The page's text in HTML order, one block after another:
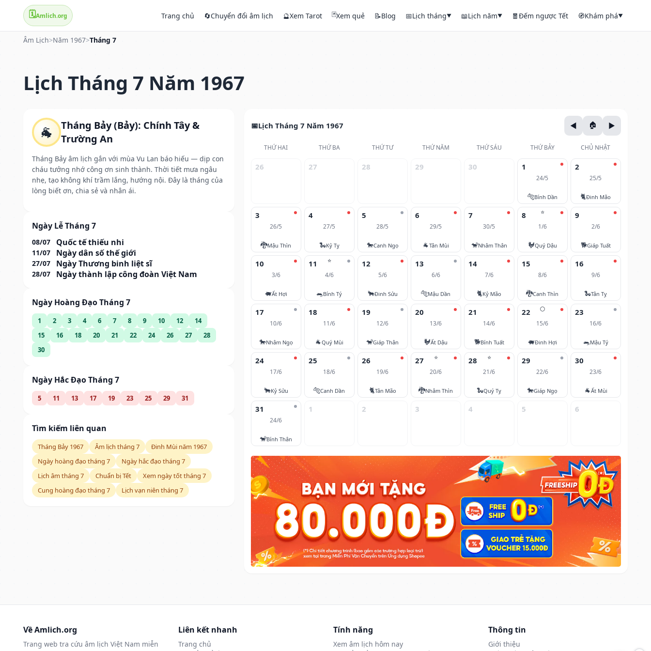
🗓️Amlich.org Trang chủ 🔄Chuyển đổi âm lịch 🔮Xem Tarot 🃏Xem quẻ 📝Blog 📅Lịch tháng▼ 📖Lịch năm▼ 🧧Đếm ngược Tết 🧭Khám phá▼
Âm Lịch>Năm 1967>Tháng 7
Lịch Tháng 7 Năm 1967
🐐
Tháng Bảy (Bảy): Chính Tây &
Trường An
Tháng Bảy âm lịch gắn với mùa Vu Lan báo hiếu — dịp con
cháu tưởng nhớ công ơn sinh thành. Thời tiết mưa ngâu
nhẹ, tạo không khí trầm lắng, hướng nội. Đây là tháng của
lòng biết ơn, chia sẻ và nhân ái.
Ngày Lễ Tháng 7
08/07 Quốc tế thiếu nhi
11/07 Ngày dân số thế giới
27/07 Ngày Thương binh liệt sĩ
28/07 Ngày thành lập công đoàn Việt Nam
Ngày Hoàng Đạo Tháng 7
1 2 3 4 6 7 8 9 10 12
14
15
16 18 20 21 22 24 26 27
28
30
Ngày Hắc Đạo Tháng 7
5 11 13 17 19 23 25 29 31
Tìm kiếm liên quan
Tháng Bảy 1967 Âm lịch tháng 7
Đinh Mùi năm 1967
Ngày hoàng đạo tháng 7
Ngày hắc đạo tháng 7
Lịch âm tháng 7
Chuẩn bị Tết
Xem ngày tốt tháng 7
Cung hoàng đạo tháng 7
Lịch vạn niên tháng 7
Lịch Tháng 7 Năm 1967
THỨ HAI THỨ BA THỨ TƯ THỨ NĂM THỨ SÁU THỨ BẢY CHỦ NHẬT
26 27 28 29 30 1
24/5
🐅Bính Dần
2
25/5
🐈Đinh Mão
3
26/5
🐉Mậu Thìn
4
27/5
🐍Kỷ Tỵ
5
28/5
🐎Canh Ngọ
6
29/5
🐐Tân Mùi
7
30/5
🐒Nhâm Thân
⭐
8
1/6
🐓Quý Dậu
9
2/6
🐕Giáp Tuất
10
3/6
🐖Ất Hợi
⭐
11
4/6
🐀Bính Tý
12
5/6
🐂Đinh Sửu
13
6/6
🐅Mậu Dần
14
7/6
🐈Kỷ Mão
15
8/6
🐉Canh Thìn
16
9/6
🐍Tân Tỵ
17
10/6
🐎Nhâm Ngọ
18
11/6
🐐Quý Mùi
19
12/6
🐒Giáp Thân
20
13/6
🐓Ất Dậu
21
14/6
🐕Bính Tuất
🌕
22
15/6
🐖Đinh Hợi
23
16/6
🐀Mậu Tý
24
17/6
🐂Kỷ Sửu
25
18/6
🐅Canh Dần
26
19/6
🐈Tân Mão
⭐
27
20/6
🐉Nhâm Thìn
⭐
28
21/6
🐍Quý Tỵ
29
22/6
🐎Giáp Ngọ
30
23/6
🐐Ất Mùi
31
24/6
🐒Bính Thân
1 2 3 4 5 6
Về Amlich.org
Trang web tra cứu âm lịch Việt Nam miễn
Liên kết nhanh
Trang chủ
Tính năng
Xem âm lịch hôm nay
Thông tin
Giới thiệu